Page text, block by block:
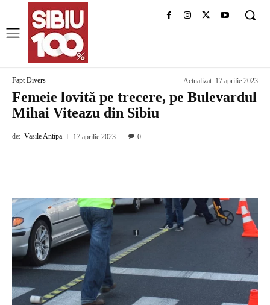
Fapt Divers Actualizat: 17 aprilie 2023
Femeie lovită pe trecere, pe Bulevardul
Mihai Viteazu din Sibiu
de: Vasile Antipa 17 aprilie 2023 0